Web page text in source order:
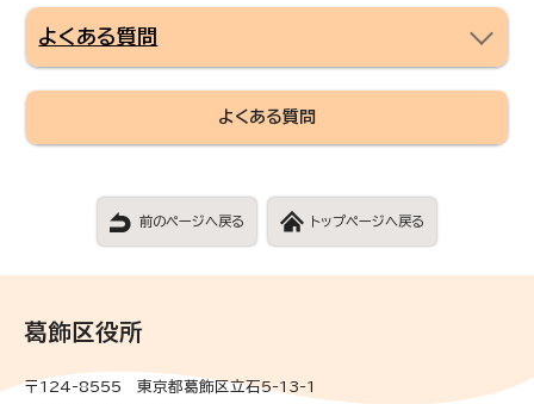
よくある質問
よくある質問
前のページへ戻る トップページへ戻る
葛飾区役所
〒124-8555 東京都葛飾区立石5-13-1